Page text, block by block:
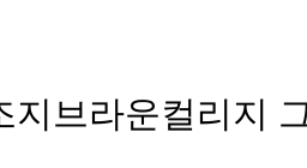
지브라운컬리지